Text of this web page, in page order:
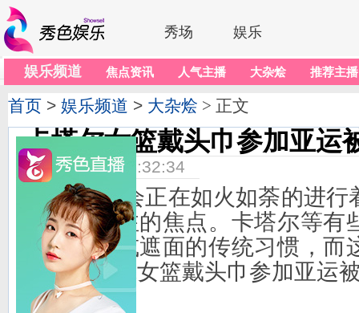
秀场 娱乐
娱乐频道 焦点资讯 人气主播 大杂烩 推荐主播
首页 > 娱乐频道 > 大杂烩 > 正文
卡塔尔女篮戴头巾参加亚运
2014-09-25 14:32:34
亚运会正在如火如荼的进行
天亚洲关注的焦点。卡塔尔等
头戴围巾或遮面的传统习惯，
中，卡塔尔女篮戴头巾参加亚运